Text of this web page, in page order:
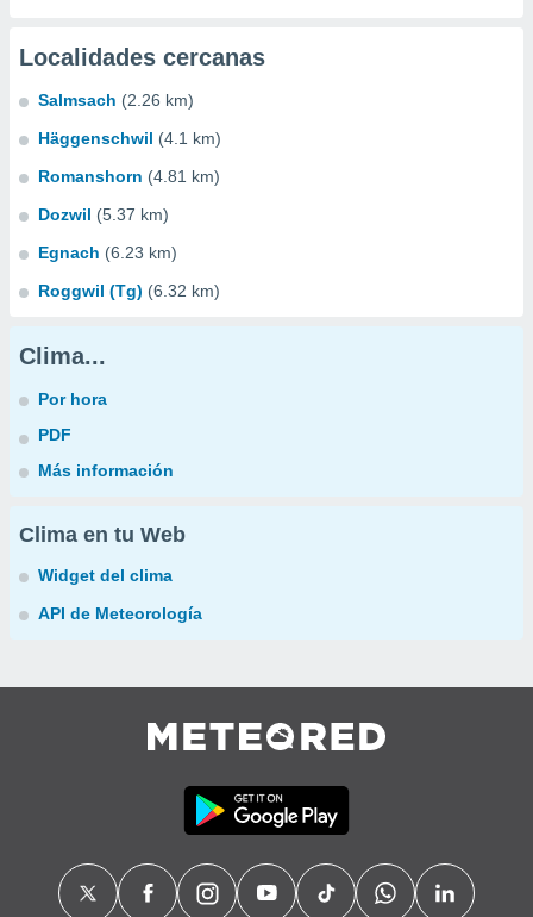
Localidades cercanas
Salmsach (2.26 km)
Häggenschwil (4.1 km)
Romanshorn (4.81 km)
Dozwil (5.37 km)
Egnach (6.23 km)
Roggwil (Tg) (6.32 km)
Clima...
Por hora
PDF
Más información
Clima en tu Web
Widget del clima
API de Meteorología